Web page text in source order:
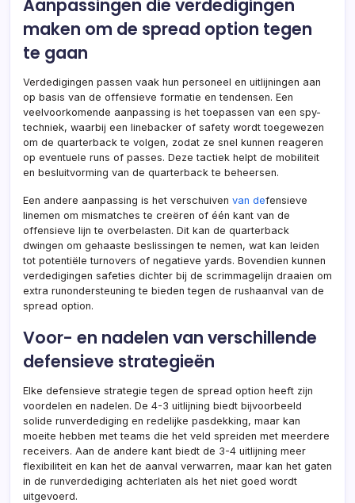
Aanpassingen die verdedigingen
maken om de spread option tegen
te gaan
Verdedigingen passen vaak hun personeel en uitlijningen aan
op basis van de offensieve formatie en tendensen. Een
veelvoorkomende aanpassing is het toepassen van een spy-
techniek, waarbij een linebacker of safety wordt toegewezen
om de quarterback te volgen, zodat ze snel kunnen reageren
op eventuele runs of passes. Deze tactiek helpt de mobiliteit
en besluitvorming van de quarterback te beheersen.
Een andere aanpassing is het verschuiven van defensieve
linemen om mismatches te creëren of één kant van de
offensieve lijn te overbelasten. Dit kan de quarterback
dwingen om gehaaste beslissingen te nemen, wat kan leiden
tot potentiële turnovers of negatieve yards. Bovendien kunnen
verdedigingen safeties dichter bij de scrimmagelijn draaien om
extra runondersteuning te bieden tegen de rushaanval van de
spread option.
Voor- en nadelen van verschillende
defensieve strategieën
Elke defensieve strategie tegen de spread option heeft zijn
voordelen en nadelen. De 4-3 uitlijning biedt bijvoorbeeld
solide runverdediging en redelijke pasdekking, maar kan
moeite hebben met teams die het veld spreiden met meerdere
receivers. Aan de andere kant biedt de 3-4 uitlijning meer
flexibiliteit en kan het de aanval verwarren, maar kan het gaten
in de runverdediging achterlaten als het niet goed wordt
uitgevoerd.